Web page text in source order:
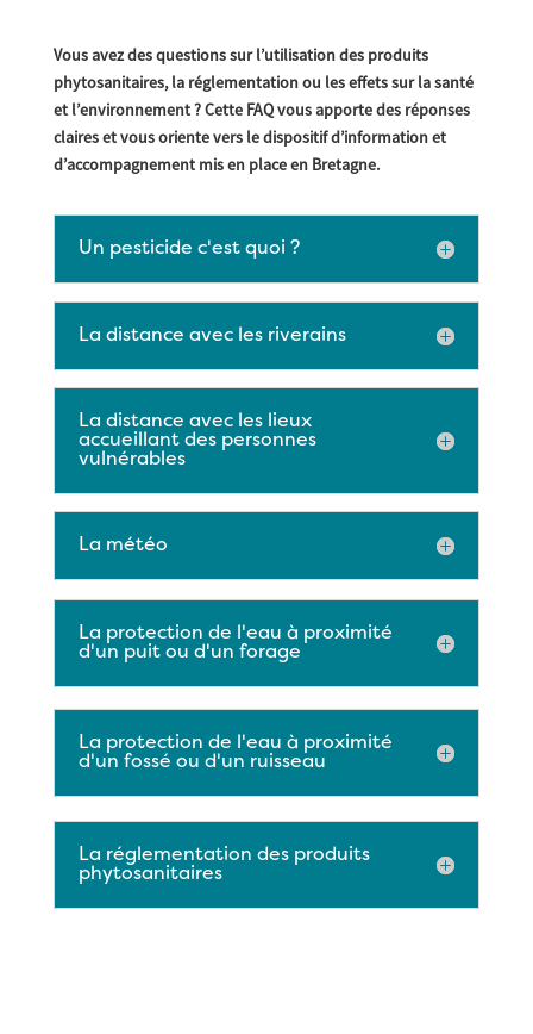
Vous avez des questions sur l’utilisation des produits
phytosanitaires, la réglementation ou les effets sur la santé
et l’environnement ? Cette FAQ vous apporte des réponses
claires et vous oriente vers le dispositif d’information et
d’accompagnement mis en place en Bretagne.
Un pesticide c'est quoi ?
La distance avec les riverains
La distance avec les lieux
accueillant des personnes
vulnérables
La météo
La protection de l'eau à proximité
d'un puit ou d'un forage
La protection de l'eau à proximité
d'un fossé ou d'un ruisseau
La réglementation des produits
phytosanitaires